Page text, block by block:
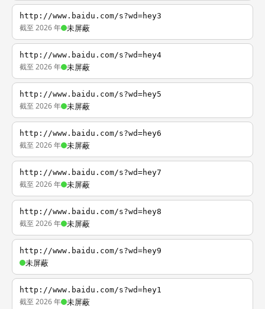
http://www.baidu.com/s?wd=hey3
截至 2026 年 未屏蔽
http://www.baidu.com/s?wd=hey4
截至 2026 年 未屏蔽
http://www.baidu.com/s?wd=hey5
截至 2026 年 未屏蔽
http://www.baidu.com/s?wd=hey6
截至 2026 年 未屏蔽
http://www.baidu.com/s?wd=hey7
截至 2026 年 未屏蔽
http://www.baidu.com/s?wd=hey8
截至 2026 年 未屏蔽
http://www.baidu.com/s?wd=hey9
未屏蔽
http://www.baidu.com/s?wd=hey1
截至 2026 年 未屏蔽